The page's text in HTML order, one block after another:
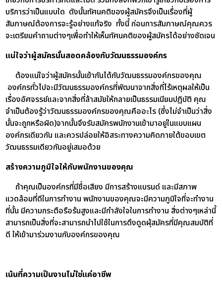
บริการว่าเป็นแบบใด ดังนั้นทัศนคติของผู้สมัครจึงเป็นเรื่องที่ผู้
สัมภาษณ์ต้องการจะรู้อย่างแท้จริง ทั้งนี้ ก่อนการสัมภาษณ์คุณควร
จะเตรียมคำถามต่างๆเพื่อทำให้เห็นทัศนคติของผู้สมัครได้อย่างชัดเจน
แน่ใจว่าผู้สมัครนั้นสอดคล้องกับวัฒนธรรมองค์กร
ต้องแน่ใจว่าผู้สมัครนั้นเข้ากันได้กับวัฒนธรรมองค์กรของคุณ
องค์กรทั่วไปจะมีวัฒนธรรมองค์กรที่พัฒนาจากสิ่งที่ไร้เหตุผลให้เป็น
เรื่องอัศจรรย์และจากสิ่งที่ล้าสมัยให้กลายเป็นธรรมเนียมปฏิบัติ คุณ
จำเป็นต้องรู้ว่าวัฒนธรรมองค์กรของคุณคืออะไร (ซึ่งไม่จำเป็นว่าสิ่ง
นั้นจะถูกหรือผิด)จากนั้นจึงรับสมัครพนักงานเข้ามาอยู่ในแบบแผน
องค์กรเดียวกัน และควรปล่อยให้อิสระทางความคิดภายใต้ขอบเขต
วัฒนธรรมเดียวกันอยู่เสมอด้วย
สร้างความภูมิใจให้กับพนักงานของคุณ
ถ้าคุณเป็นองค์กรที่มีชื่อเสียง มีการสร้างแบรนด์ และมีสภาพ
แวดล้อมที่ดีในการทำงาน พนักงานของคุณจะมีความภูมิใจที่จะทำงาน
ที่นั้น มีความกระตือรือร้นสูงและมีกำลังใจในการทำงาน สิ่งต่างๆเหล่านี้
สามารถเป็นสิ่งที่จะสามารถนำไปใช้ในการดึงดูดผุ้สมัครที่มีคุณสมบัติที่
ดี ให้เข้ามาร่วมงานกับองค์กรของคุณ
เน้นที่ความเป็นงานไม่ใช่แค่อาชีพ